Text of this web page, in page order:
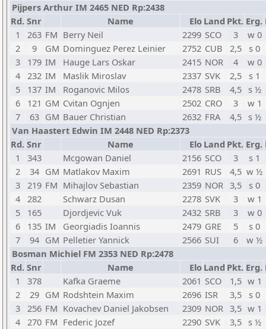
Pijpers Arthur IM 2465 NED Rp:2438
Rd. Snr Name Elo Land Pkt. Erg.
1
263 FM Berry Neil 2299 SCO 3
w 0
2
9 GM Dominguez Perez Leinier 2752 CUB 2,5
s 0
3
179 IM Hauge Lars Oskar 2415 NOR 4
w 0
4 232 IM Maslik Miroslav 2337 SVK 2,5
s 1
5
137 IM Roganovic Milos 2478 SRB 4,5
s ½
6
121 GM Cvitan Ognjen 2502 CRO 3
w 1
7
63 GM Bauer Christian 2632 FRA 4,5
s ½
Van Haastert Edwin IM 2448 NED Rp:2373
Rd. Snr Name Elo Land Pkt. Erg.
1
343 Mcgowan Daniel 2156 SCO 3
s 1
2
34 GM Matlakov Maxim 2691 RUS 4,5 w ½
3 219 FM Mihajlov Sebastian 2359 NOR 3,5
s 0
4 282 Schwarz Dusan 2278 SVK 3
w 1
5
165 Djordjevic Vuk 2432 SRB 3
w 0
6
135 IM Georgiadis Ioannis 2479 GRE 5
s 0
7
94 GM Pelletier Yannick 2566 SUI 6
w ½
Bosman Michiel FM 2353 NED Rp:2478
Rd. Snr Name Elo Land Pkt. Erg.
1
378 Kafka Graeme 2061 SCO 1,5 w 1
2
29 GM Rodshtein Maxim 2696 ISR 3,5
s 0
3 256 FM Kovachev Daniel Jakobsen 2309 NOR 3,5 w 1
4 270 FM Federic Jozef 2290 SVK 3,5 s ½